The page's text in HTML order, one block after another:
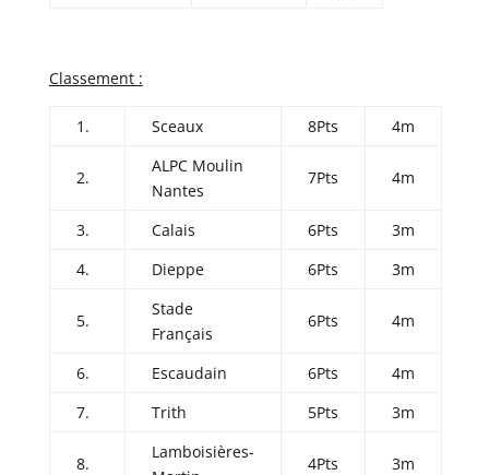
Classement :
1. Sceaux 8Pts 4m
2.
ALPC Moulin
Nantes
7Pts 4m
3. Calais 6Pts
3m
4.
Dieppe 6Pts 3m
5.
Stade
Français
6Pts 4m
6. Escaudain 6Pts
4m
7.
Trith 5Pts 3m
8.
Lamboisières-
4Pts 3m